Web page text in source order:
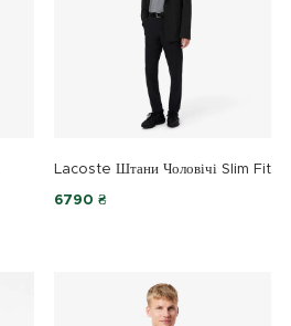
Lacoste Штани Чоловічі Slim Fit
6790 ₴